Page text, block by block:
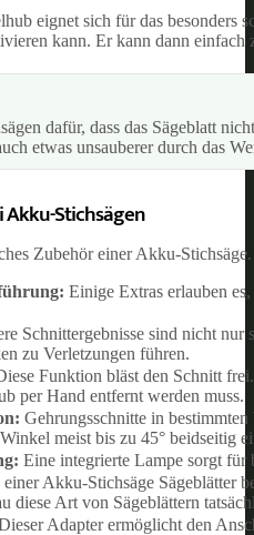
eignet sich für das besonders
kann. Er kann dann
dafür, dass das Sägeblatt
etwas unsauberer durch das
Stichsägen
Zubehör einer Akku-
Einige Extras erlauben
Schnittergebnisse sind nicht nur
zu Verletzungen führen.
Funktion bläst den Schnitt
per Hand entfernt werden muss.
Gehrungsschnitte in
meist bis zu 45° beidseitig
Eine integrierte Lampe sorgt für
Akku-Stichsäge Sägeblätter
diese Art von Sägeblättern
Adapter ermöglicht den